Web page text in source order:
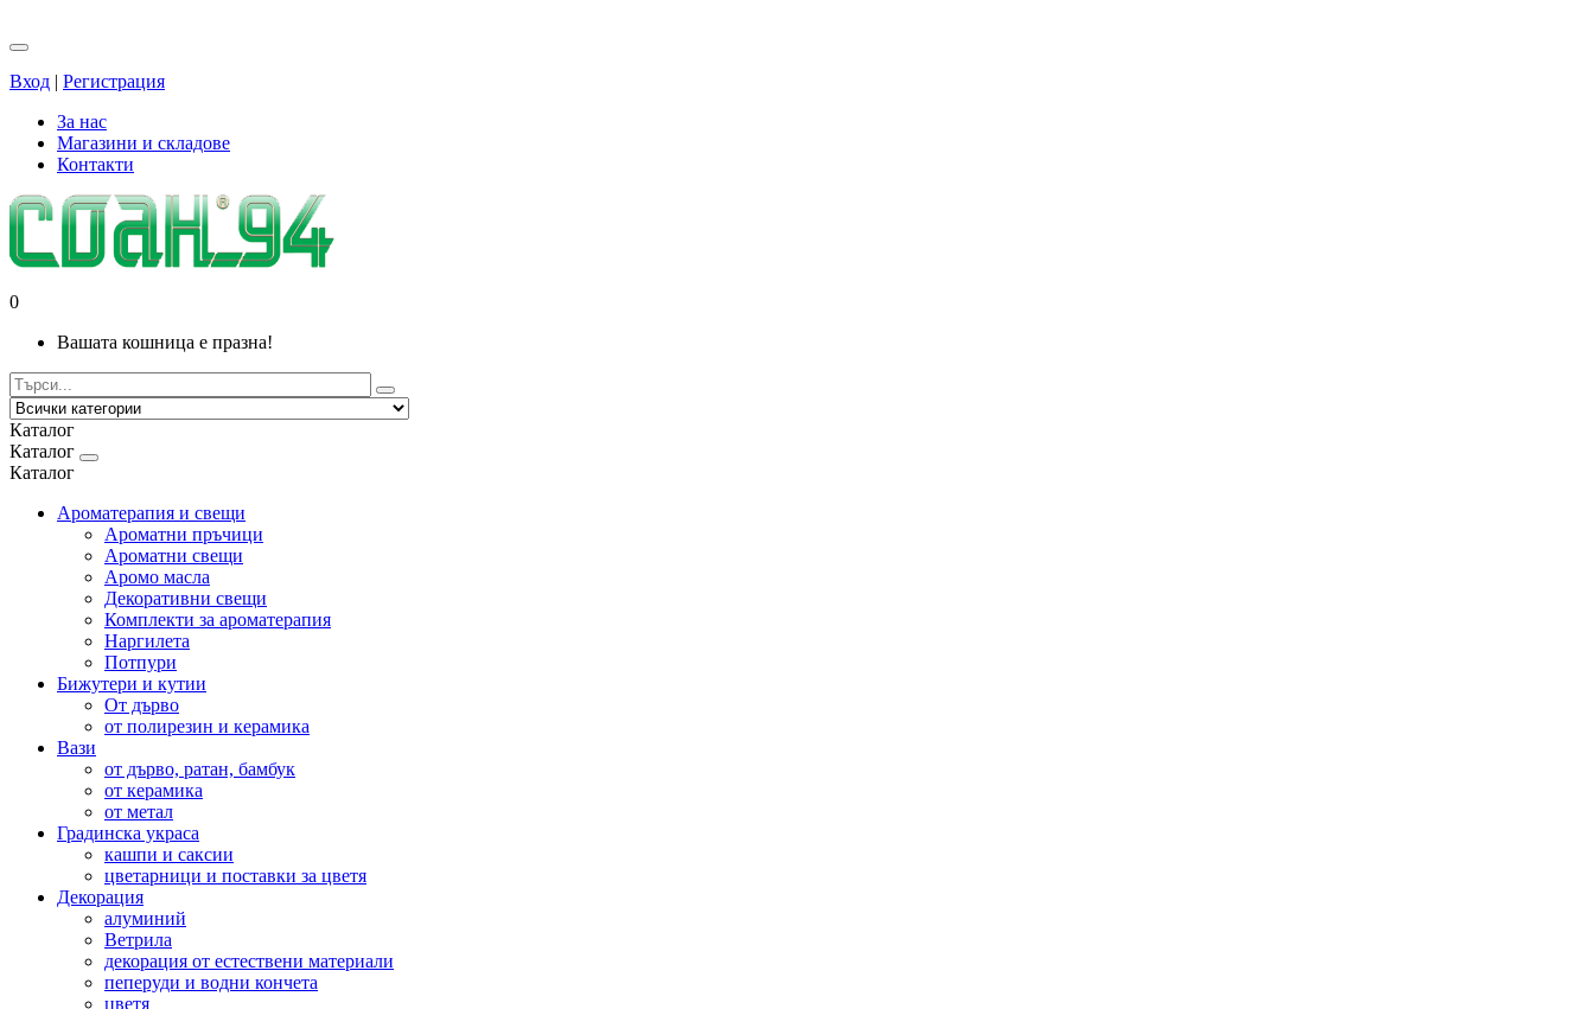
Вход | Регистрация
За нас
Магазини и складове
Контакти
0
Вашата кошница е празна!
Каталог
Каталог
Каталог
Ароматерапия и свещи
Ароматни пръчици
Ароматни свещи
Аромо масла
Декоративни свещи
Комплекти за ароматерапия
Наргилета
Потпури
Бижутери и кутии
От дърво
от полирезин и керамика
Вази
от дърво, ратан, бамбук
от керамика
от метал
Градинска украса
кашпи и саксии
цветарници и поставки за цветя
Декорация
алуминий
Ветрила
декорация от естествени материали
пеперуди и водни кончета
цветя